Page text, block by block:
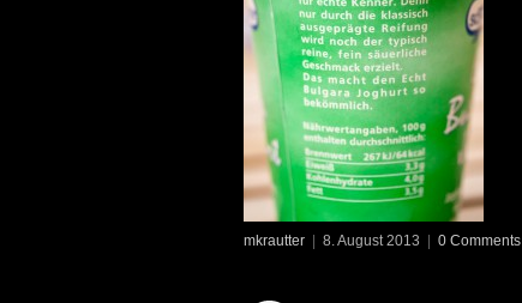
mkrautter 8. August 2013 0 Comments